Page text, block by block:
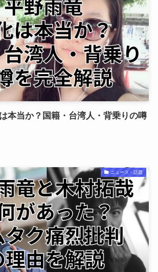
本当か？国籍・台湾人・背乗りの噂
ニュース・話題